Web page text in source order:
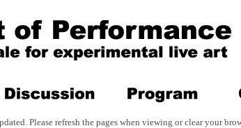
Please refresh the pages when viewing or clear your